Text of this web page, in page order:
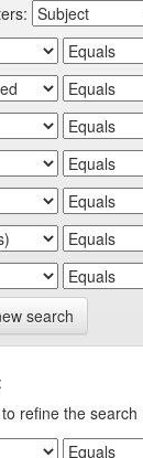
search
refine the search